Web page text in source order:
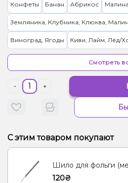
Конфеты Банан Абрикос Малина
Земляника, Клубника, Клюква,
Виноград, Ягоды Киви, Лайм, Лёд/
Лайм, Личи, Черника/Голубика
Черника/Голубика
Ананас, Дыня, Кокос Лайм, Персик
Арбуз, Лимонад Смородина
Апельсин, Мандарин Вишня/
Смотреть
- +
С этим товаром покупают
Шило для фольги
120₴